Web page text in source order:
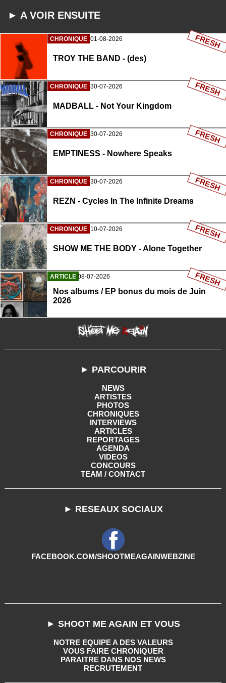
► A VOIR ENSUITE
CHRONIQUE 01-08-2026
TROY THE BAND - (des)
FRESH
CHRONIQUE 30-07-2026
MADBALL - Not Your Kingdom
FRESH
CHRONIQUE 30-07-2026
EMPTINESS - Nowhere Speaks
FRESH
CHRONIQUE 30-07-2026
REZN - Cycles In The Infinite Dreams
FRESH
CHRONIQUE 10-07-2026
SHOW ME THE BODY - Alone Together
FRESH
ARTICLE 08-07-2026
Nos albums / EP bonus du mois de Juin
2026
FRESH
► PARCOURIR
NEWS
ARTISTES
PHOTOS
CHRONIQUES
INTERVIEWS
ARTICLES
REPORTAGES
AGENDA
VIDEOS
CONCOURS
TEAM / CONTACT
► RESEAUX SOCIAUX
FACEBOOK.COM/SHOOTMEAGAINWEBZINE
► SHOOT ME AGAIN ET VOUS
NOTRE EQUIPE A DES VALEURS
VOUS FAIRE CHRONIQUER
PARAITRE DANS NOS NEWS
RECRUTEMENT